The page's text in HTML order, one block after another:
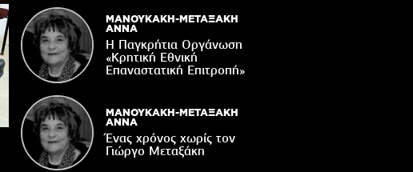
06/08/2026
Ωράριο λειτουργίας του Γραφείου
Δακοκτονίας
06/08/2026
Η 8η Γιορτή Μπανάνας στην Άρβη με τη
στήριξη του Δήμου Βιάννου
05/08/2026
Νέος μετεωρολογικός σταθμός στον
οικισμό του Συκολόγου
ΜΑΝΟΥΚΑΚΗ-ΜΕΤΑΞΑΚΗ
ΑΝΝΑ
Η Παγκρήτια Οργάνωση
«Κρητική Εθνική
Επαναστατική Eπιτροπή»
ΜΑΝΟΥΚΑΚΗ-ΜΕΤΑΞΑΚΗ
ΑΝΝΑ
Ένας χρόνος χωρίς τον
Γιώργο Μεταξάκη